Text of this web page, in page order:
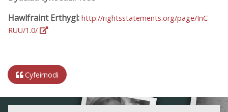
Hawlfraint Erthygl: http://rightsstatements.org/page/InC-
RUU/1.0/
Cyfeirnodi